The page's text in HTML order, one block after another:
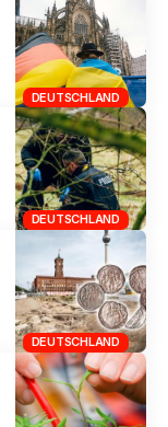
DEUTSCHLAND
DEUTSCHLAND
DEUTSCHLAND